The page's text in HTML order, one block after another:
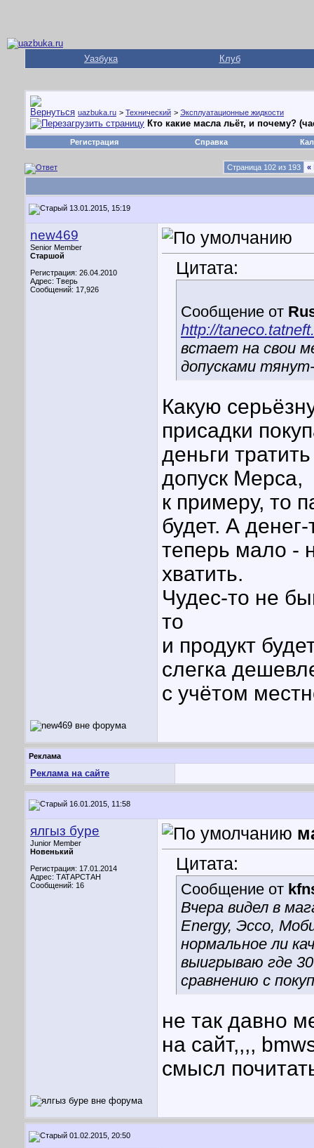
Уазбука Клуб
uazbuka.ru > Технический > Эксплуатационные жидкости
Кто какие масла льёт, и почему?
Регистрация Справка
Страница 102 из 193 «
13.01.2015, 15:19
new469
Senior Member
Старшой
Регистрация: 26.04.2010
Адрес: Тверь
Сообщений: 17,926
Цитата:
Сообщение от
http://
встает на свои
допусками
Какую
присадки
деньги
допуск Мерса,
к примеру, то
будет. А денег-
теперь мало -
хватить.
Чудес-то не
то
и продукт
слегка
с учётом
Реклама
Реклама на сайте
16.01.2015, 11:58
ялгыз буре
Junior Member
Новенький
Регистрация: 17.01.2014
Адрес: ТАТАРСТАН
Сообщений: 16
Цитата:
Сообщение от
Вчера видел в
Energy, Эссо,
нормальное ли
выигрываю где
сравнению с
не так давно
на сайт,,,,
смысл
01.02.2015, 20:50